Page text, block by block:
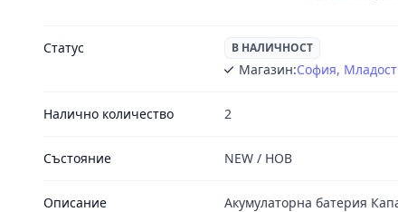
Статус В НАЛИЧНОСТ
Магазин:София,
Налично количество 2
Състояние NEW / НОВ
Описание
Акумулаторна батерия